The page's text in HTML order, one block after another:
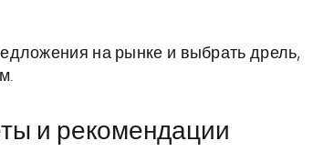
на рынке и выбрать дрель,
и рекомендации